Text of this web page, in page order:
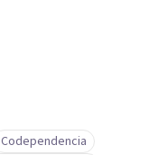
Codependencia